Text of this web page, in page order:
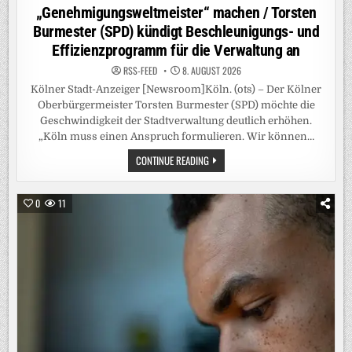
„Genehmigungsweltmeister“ machen / Torsten
Burmester (SPD) kündigt Beschleunigungs- und
Effizienzprogramm für die Verwaltung an
RSS-FEED 8. AUGUST 2026
Kölner Stadt-Anzeiger [Newsroom]Köln. (ots) – Der Kölner
Oberbürgermeister Torsten Burmester (SPD) möchte die
Geschwindigkeit der Stadtverwaltung deutlich erhöhen.
„Köln muss einen Anspruch formulieren. Wir können…
CONTINUE READINGKÖLNER
OB
WILL
SEINE
STADT
ZUM
„GENEHMIGUNGSWELTMEISTER“
MACHEN
/
TORSTEN
BURMESTER
(SPD)
KÜNDIGT
BESCHLEUNIGUNGS-
UND
EFFIZIENZPROGRAMM
FÜR
DIE
VERWALTUNG
0 11